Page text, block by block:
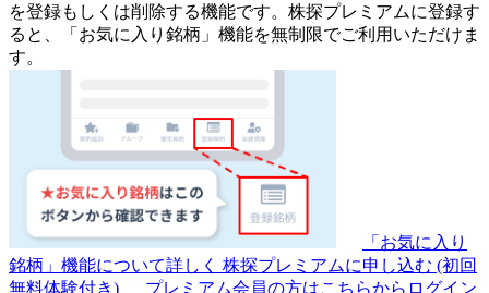
を登録もしくは削除する機能です。 株探プレミアムに登録す
ると、「お気に入り銘柄」機能を無制限でご利用いただけま
す。
「お気に入り
銘柄」機能について詳しく 株探プレミアムに申し込む (初回
無料体験付き)
プレミアム会員の方はこちらからログイン